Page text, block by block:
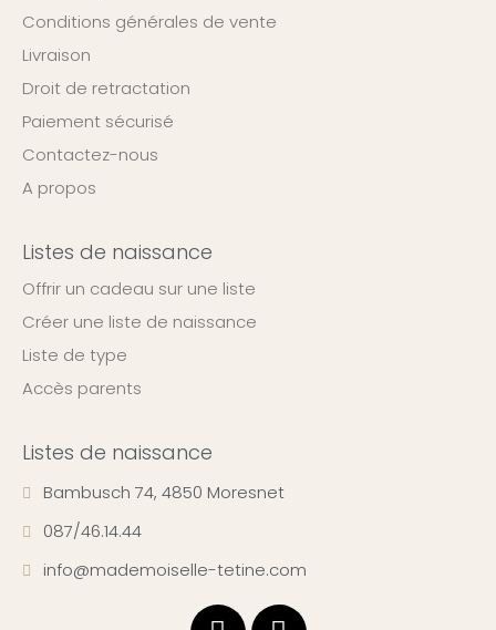
Conditions générales de vente
Livraison
Droit de retractation
Paiement sécurisé
Contactez-nous
A propos
Listes de naissance
Offrir un cadeau sur une liste
Créer une liste de naissance
Liste de type
Accès parents
Listes de naissance
Bambusch 74, 4850 Moresnet
087/46.14.44
info@mademoiselle-tetine.com